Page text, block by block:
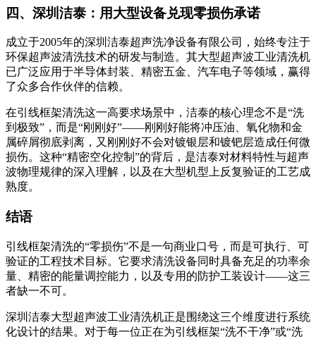
四、深圳洁泰：用大型设备兑现零损伤承诺
成立于2005年的深圳洁泰超声洗净设备有限公司，始终专注于
环保超声波清洗技术的研发与制造。其大型超声波工业清洗机
已广泛应用于半导体封装、精密五金、汽车电子等领域，赢得
了众多合作伙伴的信赖。
在引线框架清洗这一高要求场景中，洁泰的核心理念不是“洗
到极致”，而是“刚刚好”——刚刚好能将冲压油、氧化物和金
属碎屑彻底剥离，又刚刚好不会对镀银层和镀钯层造成任何微
损伤。这种“精密空化控制”的背后，是洁泰对材料特性与超声
波物理规律的深入理解，以及在大型机型上反复验证的工艺成
熟度。
结语
引线框架清洗的“零损伤”不是一句商业口号，而是可执行、可
验证的工程技术目标。它要求清洗设备同时具备充足的功率余
量、精密的能量调控能力，以及专用的防护工装设计——这三
者缺一不可。
深圳洁泰大型超声波工业清洗机正是围绕这三个维度进行系统
化设计的结果。对于每一位正在为引线框架“洗不干净”或“洗